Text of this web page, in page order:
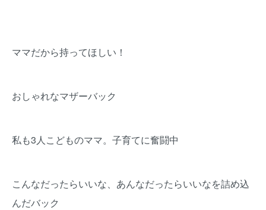
ママだから持ってほしい！
おしゃれなマザーバック
私も3人こどものママ。子育てに奮闘中
こんなだったらいいな、あんなだったらいいなを詰め込
んだバック